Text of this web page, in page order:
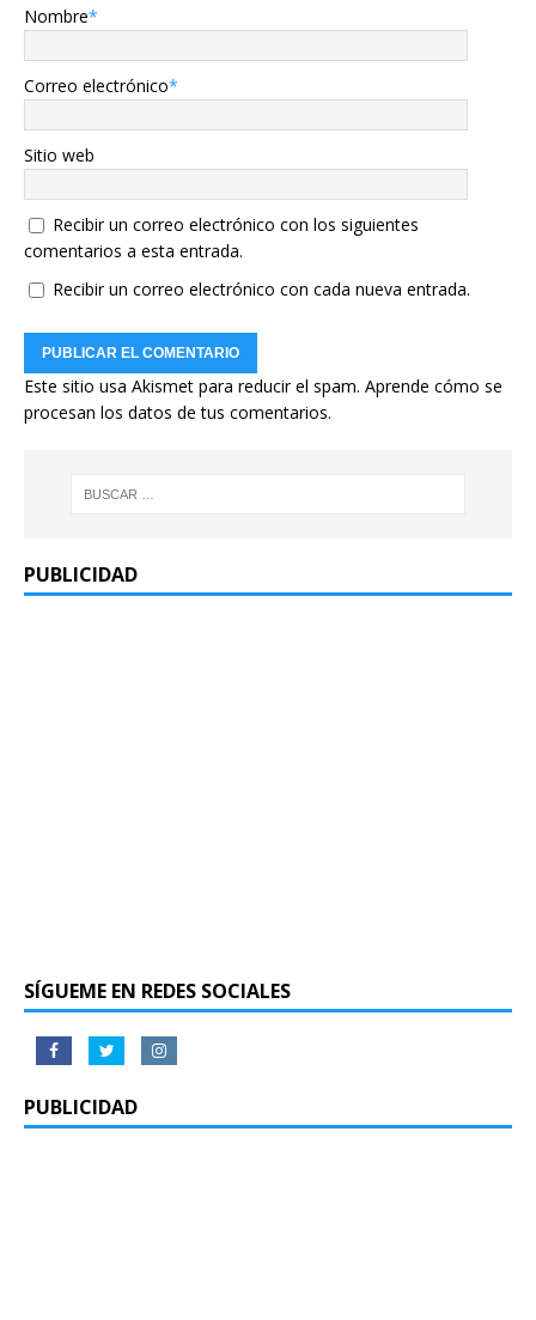
Nombre*
Correo electrónico*
Sitio web
Recibir un correo electrónico con los siguientes
comentarios a esta entrada.
Recibir un correo electrónico con cada nueva entrada.
Este sitio usa Akismet para reducir el spam. Aprende cómo se
procesan los datos de tus comentarios.
PUBLICIDAD
SÍGUEME EN REDES SOCIALES
PUBLICIDAD